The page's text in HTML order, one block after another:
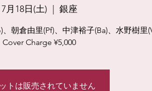
7月18日(土) 銀座
朝倉由里(Pf)、中津裕子(Ba)、水野樹里
Cover Charge ¥5,000
トは販売されていません